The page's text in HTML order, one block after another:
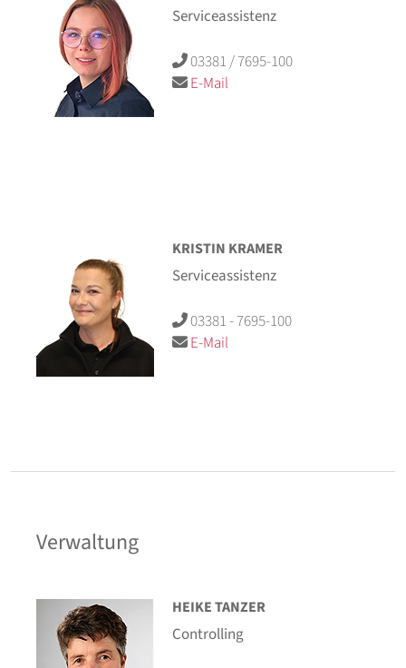
Serviceassistenz
03381 / 7695-100
E-Mail
KRISTIN KRAMER
Serviceassistenz
03381 - 7695-100
E-Mail
Verwaltung
HEIKE TANZER
Controlling